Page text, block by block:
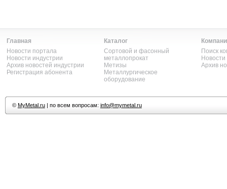
Главная
Новости портала
Новости индустрии
Архив новостей индустрии
Регистрация абонента
Каталог
Сортовой и фасонный
металлопрокат
Метизы
Металлургическое
оборудование
Поиск
Архив
© MyMetal.ru| по всем вопросам: info@mymetal.ru